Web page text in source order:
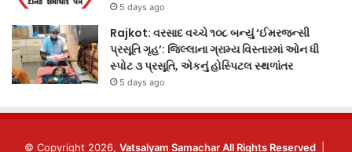
5 days ago
Rajkot: વરસાદ વચ્ચે ૧૦૮ બન્યું ‘ઈમરજન્સી
પ્રસૂતિ ગૃહ’: જિલ્લાના ગ્રામ્ય વિસ્તારમાં ઓન ધી
સ્પોટ ૩ પ્રસૂતિ, એકનું હોસ્પિટલ સ્થળાંતર
5 days ago
© Copyright 2026, Vatsalyam Samachar All Rights Reserved